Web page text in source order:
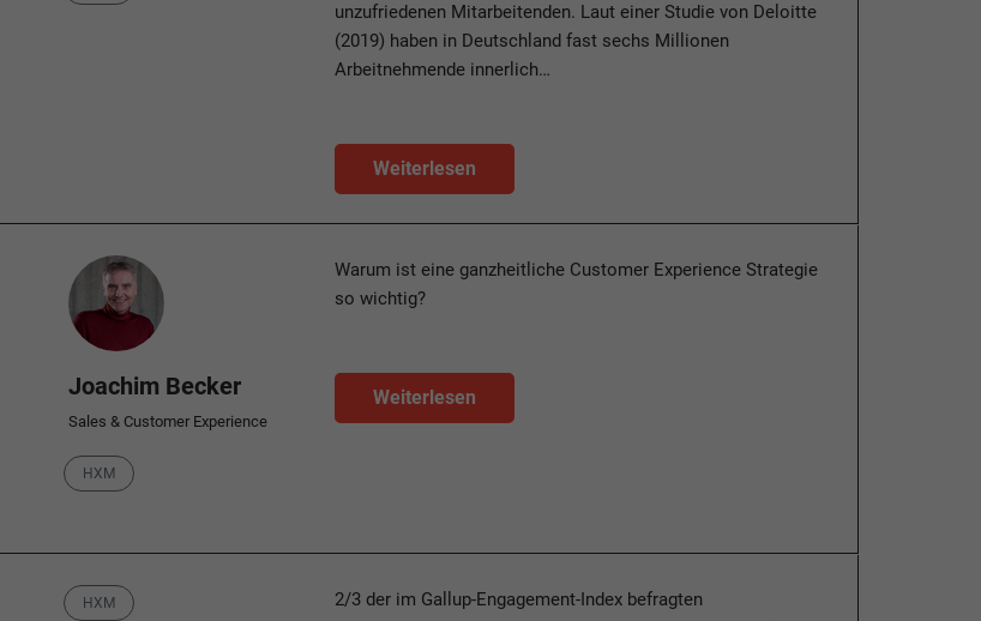
unzufriedenen Mitarbeitenden. Laut einer Studie von Deloitte
(2019) haben in Deutschland fast sechs Millionen
Arbeitnehmende innerlich…
Weiterlesen
Author
Joachim Becker
Sales & Customer Experience
Category
HXM
Warum ist eine ganzheitliche Customer Experience Strategie
so wichtig?
Weiterlesen
Category
HXM
2/3 der im Gallup-Engagement-Index befragten